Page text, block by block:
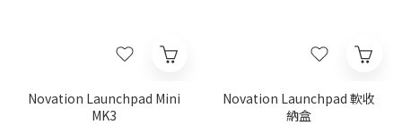
Novation Launchpad Mini
MK3
Novation Launchpad 軟收
納盒